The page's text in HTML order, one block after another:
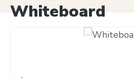
Whiteboard
Afbeeldingengalerij overslaan